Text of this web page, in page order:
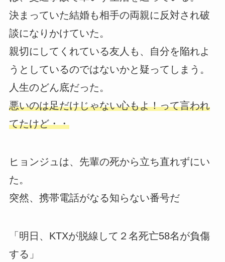
決まっていた結婚も相手の両親に反対され破
談になりかけていた。
親切にしてくれている友人も、自分を陥れよ
うとしているのではないかと疑ってしまう。
人生のどん底だった。
悪いのは足だけじゃない心もよ！って言われ
てたけど・・
ヒョンジュは、先輩の死から立ち直れずにい
た。
突然、携帯電話がなる知らない番号だ
「明日、KTXが脱線して２名死亡58名が負傷
する」